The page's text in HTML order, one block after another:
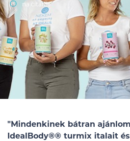
na čítanie
"Mindenkinek bátran
IdealBody®® turmix italait